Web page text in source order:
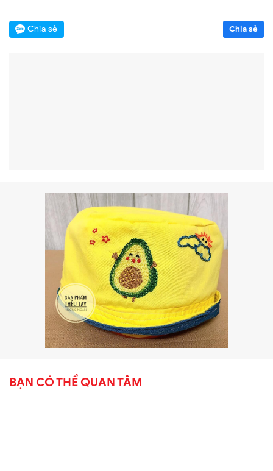
Chia sẻ Chia sẻ
BẠN CÓ THỂ QUAN TÂM